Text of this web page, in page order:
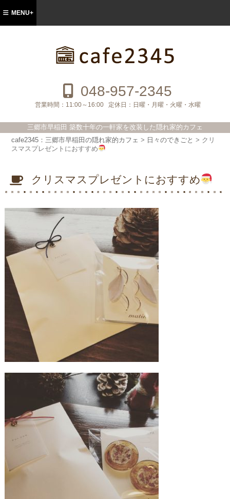
ェ
048-957-2345
営業時間： 11:00～16:00 定休日： 日曜・月曜・火曜・水曜
三郷市早稲田 築数十年の一軒家を改装した隠れ家的カフェ
MENU+
cafe2345：三郷市早稲田の隠れ家的カフェ > 日々のできごと > クリ
スマスプレゼントにおすすめ
クリスマスプレゼントにおすすめ